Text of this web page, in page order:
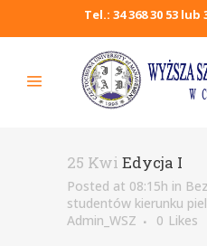
Tel.: 34 368 30 53 lub
25 Kwi Edycja I
Posted at 08:15h in
studentów kierunku
Admin_WSZ
0 Likes